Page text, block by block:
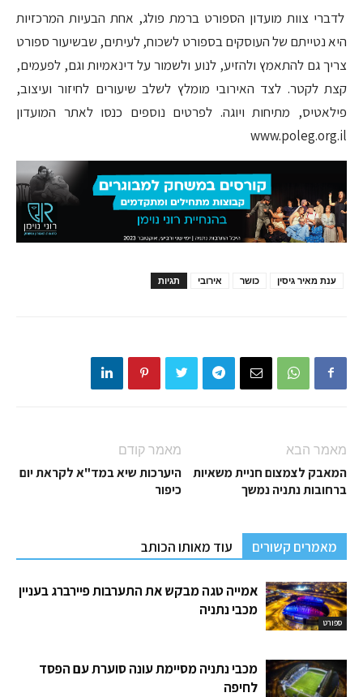
לדברי צוות מועדון הספורט ברמת פולג, אחת הבעיות המרכזיות
היא נטייתם של העוסקים בספורט לשכוח, לעיתים, שבשיעור ספורט
צריך גם להתאמץ ולהזיע, לנוע ולשמור על דינאמיות וגם, לפעמים,
קצת לקטר. לצד האירובי מומלץ לשלב שיעורים לחיזור ועיצוב,
פילאטיס, מתיחות ויוגה. לפרטים נוספים כנסו לאתר המועדון
www.poleg.org.il
תגיות אירובי כושר ענת מאיר גיסין
מאמר קודם
היערכות שיא במד"א לקראת יום
כיפור
מאמר הבא
המאבק לצמצום חניית משאיות
ברחובות נתניה נמשך
מאמרים קשורים עוד מאותו הכותב
ספורט
אמייה טגה מבקש את התערבות פיירברג בעניין
מכבי נתניה
מכבי נתניה מסיימת עונה סוערת עם הפסד
לחיפה